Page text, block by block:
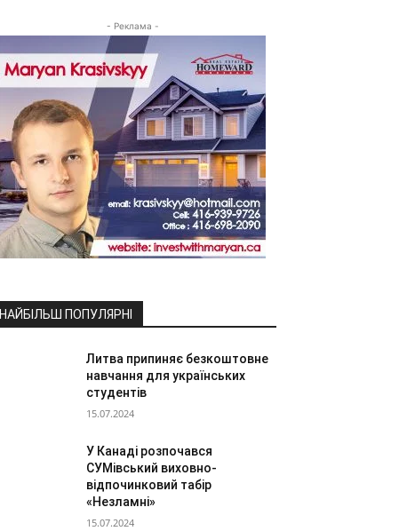
- Реклама -
НАЙБІЛЬШ ПОПУЛЯРНІ
Литва припиняє безкоштовне
навчання для українських
студентів
15.07.2024
У Канаді розпочався
СУМівський виховно-
відпочинковий табір
«Незламні»
15.07.2024